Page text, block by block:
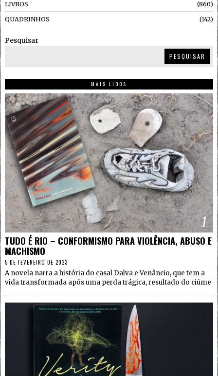
LIVROS 860
QUADRINHOS 142
Pesquisar
PESQUISAR
MAIS LIDOS
1
TUDO É RIO – CONFORMISMO PARA VIOLÊNCIA, ABUSO E
MACHISMO
5 DE FEVEREIRO DE 2023
A novela narra a história do casal Dalva e Venâncio, que tem a
vida transformada após uma perda trágica, resultado do ciúme